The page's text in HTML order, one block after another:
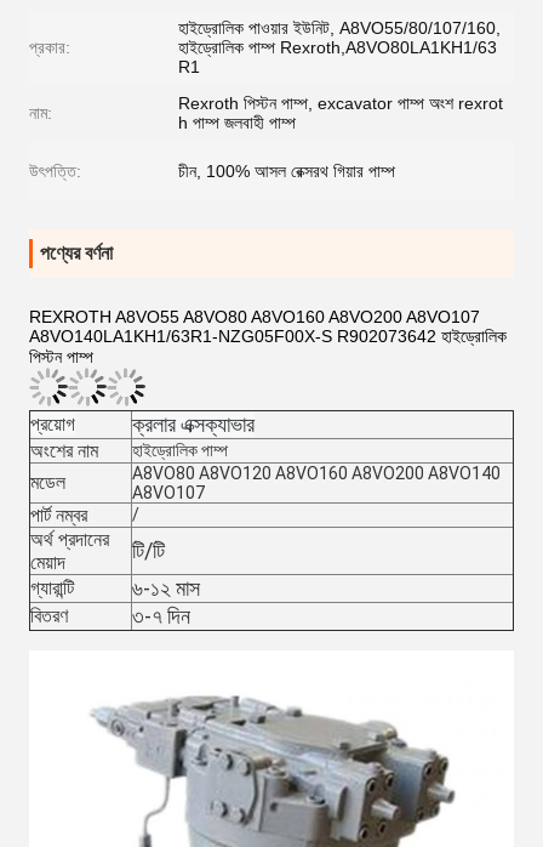
প্রকার:
হাইড্রোলিক পাওয়ার ইউনিট, A8VO55/80/107/160,
হাইড্রোলিক পাম্প Rexroth,A8VO80LA1KH1/63
R1
নাম:
Rexroth পিস্টন পাম্প, excavator পাম্প অংশ rexrot
h পাম্প জলবাহী পাম্প
উৎপত্তি: চীন, 100% আসল রেক্সরথ গিয়ার পাম্প
পণ্যের বর্ণনা
REXROTH A8VO55 A8VO80 A8VO160 A8VO200 A8VO107
A8VO140LA1KH1/63R1-NZG05F00X-S R902073642 হাইড্রোলিক
পিস্টন পাম্প
প্রয়োগ ক্রলার এক্সক্যাভার
অংশের নাম হাইড্রোলিক পাম্প
মডেল
A8VO80 A8VO120 A8VO160 A8VO200 A8VO140
A8VO107
পার্ট নম্বর /
অর্থ প্রদানের
মেয়াদ
টি/টি
গ্যারান্টি ৬-১২ মাস
বিতরণ ৩-৭ দিন